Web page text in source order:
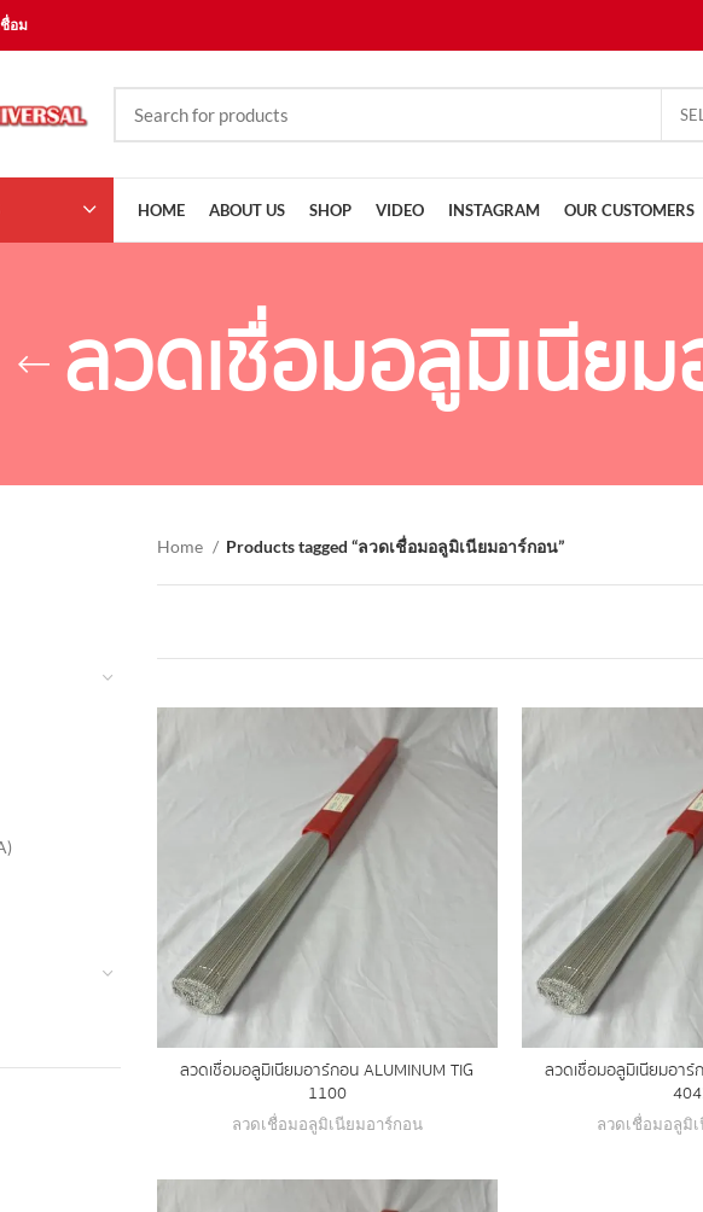
อม
HOME ABOUT US SHOP VIDEO INSTAGRAM OUR CUSTOMERS
ลวดเชื่อมอลูมิเนีย
Home Products tagged “ลวดเชื่อมอลูมิเนียมอาร์กอน”
ลวดเชื่อมอลูมิเนียมอาร์กอน ALUMINUM TIG
1100
ลวดเชื่อมอลูมิเนียมอาร์กอน
ลวดเชื่อมอลูมิเนียมอาร์
ลวดเชื่อมอลูมิ